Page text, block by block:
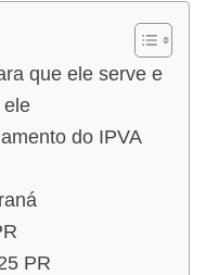
que ele serve e
ele
do IPVA
PR